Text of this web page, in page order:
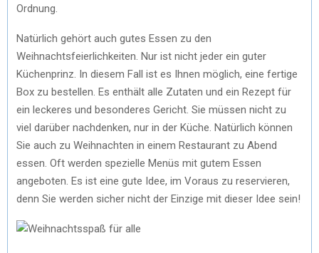
Ordnung.
Natürlich gehört auch gutes Essen zu den
Weihnachtsfeierlichkeiten. Nur ist nicht jeder ein guter
Küchenprinz. In diesem Fall ist es Ihnen möglich, eine fertige
Box zu bestellen. Es enthält alle Zutaten und ein Rezept für
ein leckeres und besonderes Gericht. Sie müssen nicht zu
viel darüber nachdenken, nur in der Küche. Natürlich können
Sie auch zu Weihnachten in einem Restaurant zu Abend
essen. Oft werden spezielle Menüs mit gutem Essen
angeboten. Es ist eine gute Idee, im Voraus zu reservieren,
denn Sie werden sicher nicht der Einzige mit dieser Idee sein!